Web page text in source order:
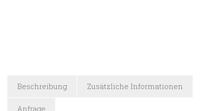
Beschreibung Zusätzliche Informationen
Anfrage